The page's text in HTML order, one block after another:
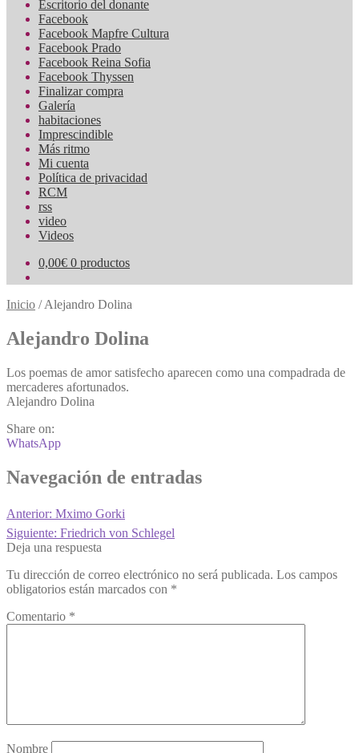
Escritorio del donante
Facebook
Facebook Mapfre Cultura
Facebook Prado
Facebook Reina Sofia
Facebook Thyssen
Finalizar compra
Galería
habitaciones
Imprescindible
Más ritmo
Mi cuenta
Política de privacidad
RCM
rss
video
Videos
0,00€ 0 productos
Inicio /Alejandro Dolina
Alejandro Dolina
Los poemas de amor satisfecho aparecen como una compadrada de
mercaderes afortunados.
Alejandro Dolina
Share on:
WhatsApp
Navegación de entradas
Anterior: Mximo Gorki
Siguiente: Friedrich von Schlegel
Deja una respuesta
Tu dirección de correo electrónico no será publicada. Los campos
obligatorios están marcados con *
Comentario *
Nombre